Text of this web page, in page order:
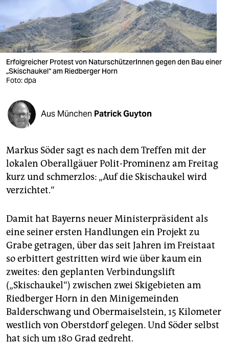
verlag
verlag
veranstaltungen
fragen & hilfe
abo
genossenschaft
epaper login
Erfolgreicher Protest von NaturschützerInnen gegen den Bau einer
„Skischaukel“ am Riedberger Horn
Foto: dpa
Aus München Patrick Guyton
Markus Söder sagt es nach dem Treffen mit der
lokalen Oberallgäuer Polit-Prominenz am Freitag
kurz und schmerzlos: „Auf die Skischaukel wird
verzichtet.“
Damit hat Bayerns neuer Ministerpräsident als
eine seiner ersten Handlungen ein Projekt zu
Grabe getragen, über das seit Jahren im Freistaat
so erbittert gestritten wird wie über kaum ein
zweites: den geplanten Verbindungslift
(„Skischaukel“) zwischen zwei Skigebieten am
Riedberger Horn in den Minigemeinden
Balderschwang und Obermaiselstein, 15 Kilometer
westlich von Oberstdorf gelegen. Und Söder selbst
hat sich um 180 Grad gedreht.